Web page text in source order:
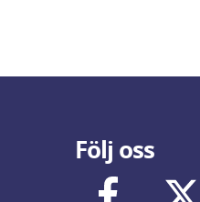
Följ oss